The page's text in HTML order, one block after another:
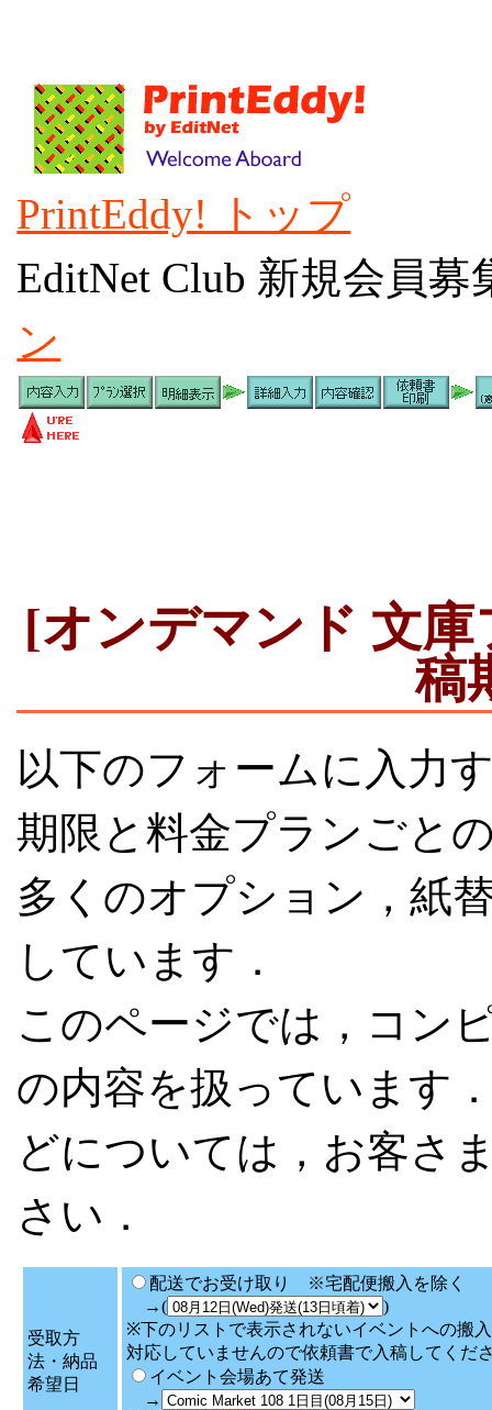
PrintEddy! トップ
EditNet Club 新規会
ン
[オンデマンド 文
稿
以下のフォームに入力
期限と料金プランごと
多くのオプション，紙
しています．
このページでは，コン
の内容を扱っています
どについては，お客さ
さい．
受取方
法・納品
希望日
配送でお受け取り ※宅配便搬入を除く
→(
)
※下のリストで表示されないイベントへの搬
対応していませんので依頼書で入稿してくだ
イベント会場あて発送
→